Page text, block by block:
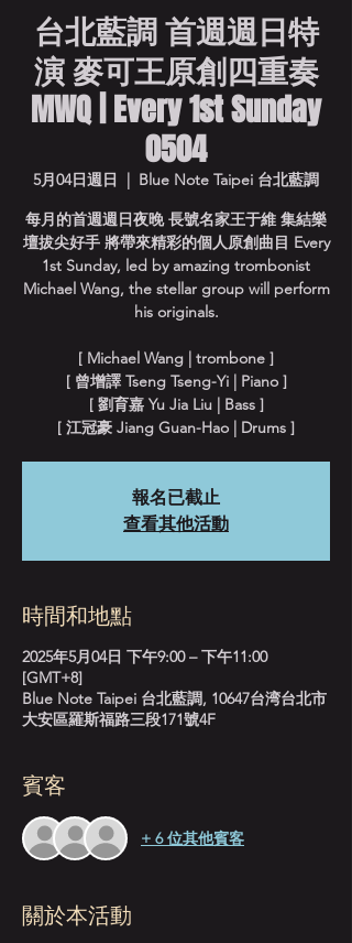
台北藍調 首週週日特
演 麥可王原創四重奏
MWQ | Every 1st Sunday
0504
5月04日週日
  |
Blue Note Taipei 台北藍調
每月的首週週日夜晚 長號名家王于維 集結樂
壇拔尖好手 將帶來精彩的個人原創曲目 Every
1st Sunday, led by amazing trombonist
Michael Wang, the stellar group will perform
his originals.
[ Michael Wang | trombone ]
[ 曾增譯 Tseng Tseng-Yi | Piano ]
[ 劉育嘉 Yu Jia Liu | Bass ]
[ 江冠豪 Jiang Guan-Hao | Drums ]
報名已截止
查看其他活動
時間和地點
2025年5月04日 下午9:00 – 下午11:00
[GMT+8]
Blue Note Taipei 台北藍調, 10647台湾台北市
大安區羅斯福路三段171號4F
賓客
+ 6 位其他賓客
關於本活動